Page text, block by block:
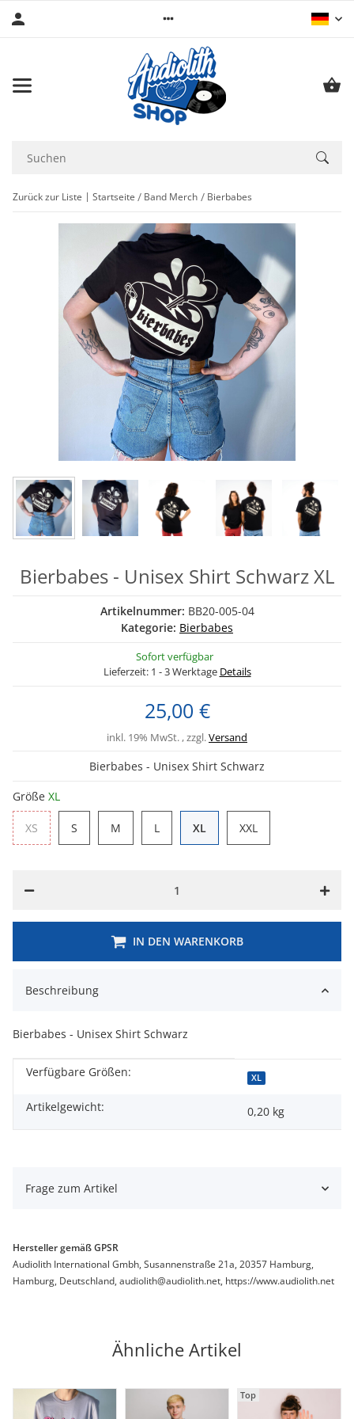
Zurück zur Liste Startseite Band Merch Bierbabes
Bierbabes - Unisex Shirt Schwarz XL
Artikelnummer: BB20-005-04
Kategorie: Bierbabes
Sofort verfügbar
Lieferzeit: 1 - 3 Werktage Details
25,00 €
inkl. 19% MwSt. , zzgl.Versand
Bierbabes - Unisex Shirt Schwarz
Größe XL
XS XS S M LL XLXL XXLXXL
IN DEN WARENKORB
Beschreibung
Bierbabes - Unisex Shirt Schwarz
Produkteigenschaft
Wert
Verfügbare Größen: XL
Artikelgewicht: 0,20 kg
Frage zum Artikel
Hersteller gemäß GPSR
Audiolith International Gmbh, Susannenstraße 21a, 20357 Hamburg,
Hamburg, Deutschland, audiolith@audiolith.net, https://www.audiolith.net
Ähnliche Artikel
Top